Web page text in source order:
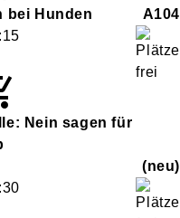
bei Hunden
A104
Nein sagen für
neu